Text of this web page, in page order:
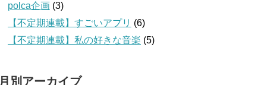
polca企画 (3)
【不定期連載】すごいアプリ (6)
【不定期連載】私の好きな音楽 (5)
月別アーカイブ